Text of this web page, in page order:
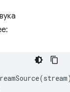
(stream